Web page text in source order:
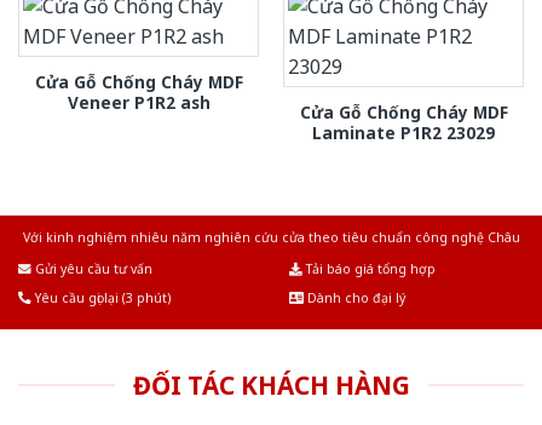
Cửa Gỗ Chống Cháy MDF
Veneer P1R2 ash
Cửa Gỗ Chống Cháy MDF
Laminate P1R2 23029
Với kinh nghiệm nhiêu năm nghiên cứu cửa theo tiêu chuẩn công nghệ Châu
Gửi yêu cầu tư vấn
Tải báo giá tổng hợp
Yêu cầu gọi lại (3 phút)
Dành cho đại lý
ĐỐI TÁC KHÁCH HÀNG